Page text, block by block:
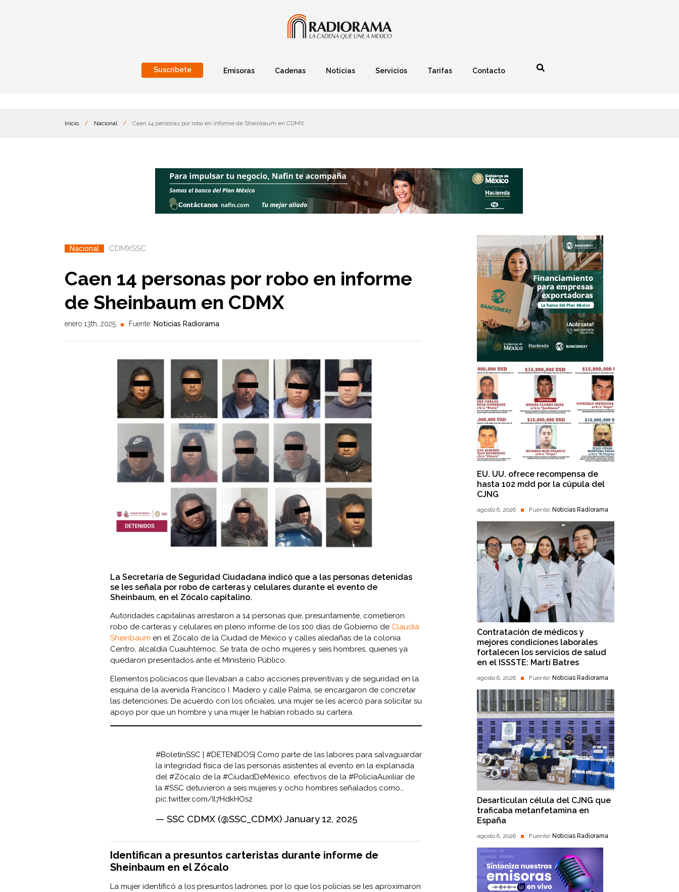
Suscríbete Emisoras Cadenas Noticias Servicios Tarifas Contacto
Inicio / Nacional / Caen 14 personas por robo en informe de Sheinbaum en CDMX
Nacional CDMXSSC
Caen 14 personas por robo en informe
de Sheinbaum en CDMX
enero 13th, 2025 Fuente: Noticias Radiorama
La Secretaría de Seguridad Ciudadana indicó que a las personas detenidas
se les señala por robo de carteras y celulares durante el evento de
Sheinbaum, en el Zócalo capitalino.
Autoridades capitalinas arrestaron a 14 personas que, presuntamente, cometieron
robo de carteras y celulares en pleno informe de los 100 días de Gobierno de Claudia
Sheinbaum en el Zócalo de la Ciudad de México y calles aledañas de la colonia
Centro, alcaldía Cuauhtémoc. Se trata de ocho mujeres y seis hombres, quienes ya
quedaron presentados ante el Ministerio Público.
Elementos policiacos que llevaban a cabo acciones preventivas y de seguridad en la
esquina de la avenida Francisco I. Madero y calle Palma, se encargaron de concretar
las detenciones. De acuerdo con los oficiales, una mujer se les acercó para solicitar su
apoyo por que un hombre y una mujer le habían robado su cartera.
#BoletínSSC | #DETENIDOS| Como parte de las labores para salvaguardar
la integridad física de las personas asistentes al evento en la explanada
del #Zócalo de la #CiudadDeMéxico, efectivos de la #PolicíaAuxiliar de
la #SSC detuvieron a seis mujeres y ocho hombres señalados como…
pic.twitter.com/Il7HdkHOs2
— SSC CDMX (@SSC_CDMX) January 12, 2025
Identifican a presuntos carteristas durante informe de
Sheinbaum en el Zócalo
La mujer identificó a los presuntos ladrones, por lo que los policías se les aproximaron
EU. UU. ofrece recompensa de
hasta 102 mdd por la cúpula del
CJNG
agosto 6, 2026 Fuente: Noticias Radiorama
Contratación de médicos y
mejores condiciones laborales
fortalecen los servicios de salud
en el ISSSTE: Martí Batres
agosto 6, 2026 Fuente: Noticias Radiorama
Desarticulan célula del CJNG que
traficaba metanfetamina en
España
agosto 6, 2026 Fuente: Noticias Radiorama